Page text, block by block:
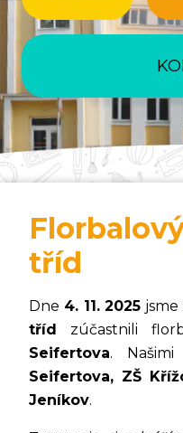
tříd
Dne 4. 11. 2025 jsme
tříd zúčastnili
Seifertova.
Seifertova, ZŠ
Jeníkov.